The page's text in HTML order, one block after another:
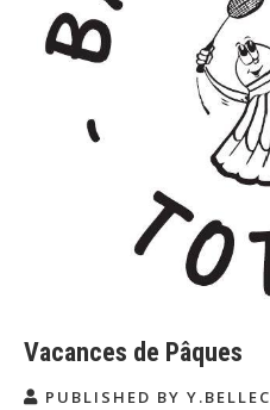
Vacances de Pâques
PUBLISHED BY Y.BELLEC